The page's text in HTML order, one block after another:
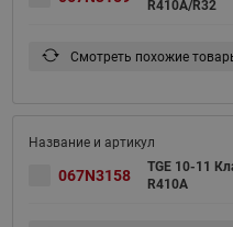
R410A/R32
Смотреть похожие
067N3158
TGE 10-11
R410A